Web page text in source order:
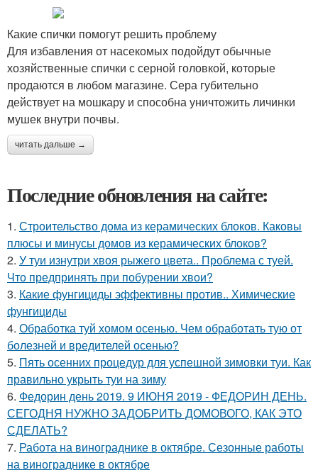
Какие спички помогут решить проблему
Для избавления от насекомых подойдут обычные
хозяйственные спички с серной головкой, которые
продаются в любом магазине. Сера губительно
действует на мошкару и способна уничтожить личинки
мушек внутри почвы.
читать дальше →
Последние обновления на сайте:
1. Строительство дома из керамических блоков. Каковы
плюсы и минусы домов из керамических блоков?
2. У туи изнутри хвоя рыжего цвета.. Проблема с туей.
Что предпринять при побурении хвои?
3. Какие фунгициды эффективны против.. Химические
фунгициды
4. Обработка туй хомом осенью. Чем обработать тую от
болезней и вредителей осенью?
5. Пять осенних процедур для успешной зимовки туи. Как
правильно укрыть туи на зиму
6. Федорин день 2019. 9 ИЮНЯ 2019 - ФЕДОРИН ДЕНЬ.
СЕГОДНЯ НУЖНО ЗАДОБРИТЬ ДОМОВОГО, КАК ЭТО
СДЕЛАТЬ?
7. Работа на винограднике в октябре. Сезонные работы
на винограднике в октябре